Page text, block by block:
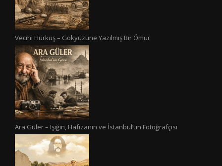
Vecihi Hürkuş – Gökyüzüne Yazılmış Bir Ömür
Ara Güler – Işığın, Hafızanın ve İstanbul’un Fotoğrafçısı